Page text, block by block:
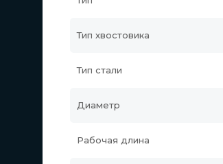
Тип хвостовика
Тип стали
Диаметр
Рабочая длина